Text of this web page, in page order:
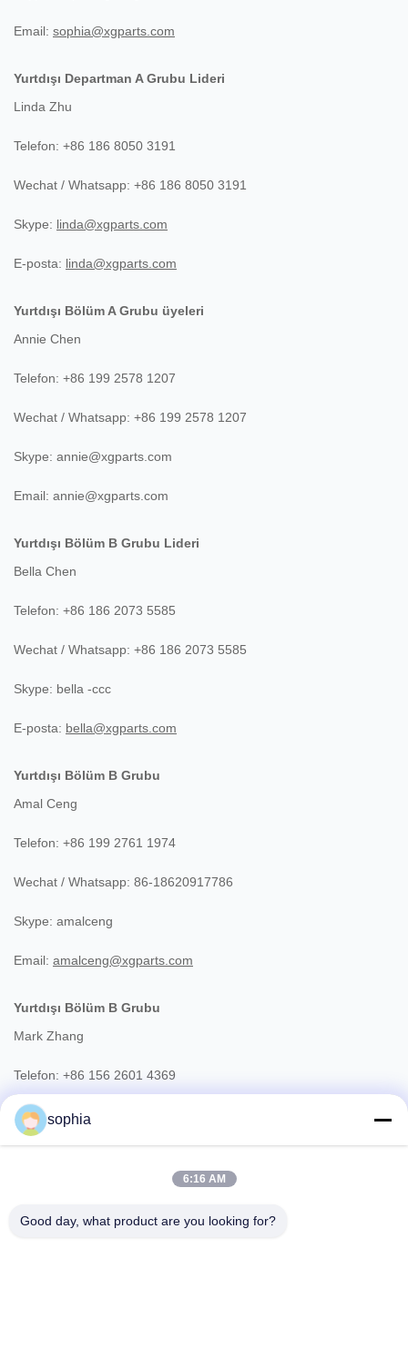
Email: sophia@xgparts.com
Yurtdışı Departman A Grubu Lideri
Linda Zhu
Telefon: +86 186 8050 3191
Wechat / Whatsapp: +86 186 8050 3191
Skype: linda@xgparts.com
E-posta: linda@xgparts.com
Yurtdışı Bölüm A Grubu üyeleri
Annie Chen
Telefon: +86 199 2578 1207
Wechat / Whatsapp: +86 199 2578 1207
Skype: annie@xgparts.com
Email: annie@xgparts.com
Yurtdışı Bölüm B Grubu Lideri
Bella Chen
Telefon: +86 186 2073 5585
Wechat / Whatsapp: +86 186 2073 5585
Skype: bella -ccc
E-posta: bella@xgparts.com
Yurtdışı Bölüm B Grubu
Amal Ceng
Telefon: +86 199 2761 1974
Wechat / Whatsapp: 86-18620917786
Skype: amalceng
Email: amalceng@xgparts.com
Yurtdışı Bölüm B Grubu
Mark Zhang
Telefon: +86 156 2601 4369
whatsapp ： +852 5917 4152
E-posta: markzhang@xgparts.com
sophia
6:16 AM
Good day, what product are you looking for?